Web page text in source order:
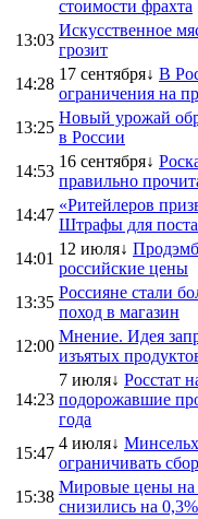
стоимости фрахта
13:03
Искусственное
грозит
14:28
17 сентября↓ В
ограничения на
13:25
Новый урожай
в России
14:53
16 сентября↓
правильно
14:47
«Ритейлеров
Штрафы для
14:01
12 июля↓
российские цены
13:35
Россияне стали
поход в магазин
12:00
Мнение. Идея
изъятых
14:23
7 июля↓ Росстат
подорожавшие
года
15:47
4 июля↓
ограничивать
15:38
Мировые цены на
снизились на 0,3%